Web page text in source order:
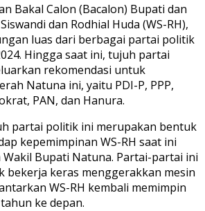
Bakal Calon (Bacalon) Bupati dan
dan Rodhial Huda (WS-RH),
luas dari berbagai partai politik
Hingga saat ini, tujuh partai
rekomendasi untuk
Natuna ini, yaitu PDI-P, PPP,
PAN, dan Hanura.
partai politik ini merupakan bentuk
kepemimpinan WS-RH saat ini
Bupati Natuna. Partai-partai ini
bekerja keras menggerakkan mesin
WS-RH kembali memimpin
ke depan.